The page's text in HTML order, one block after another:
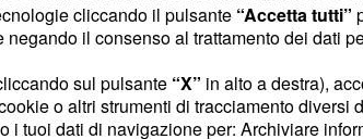
e trama fino
cliccando il pulsante “Accetta tutti”
il consenso al trattamento dei dati
sul pulsante “X” in alto a destra),
o altri strumenti di tracciamento diversi
i tuoi dati di navigazione per: Archiviare